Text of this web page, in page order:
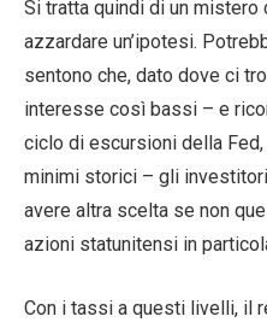
Si tratta quindi di un mistero
azzardare un’ipotesi.
sentono che, dato dove ci
interesse così bassi – e
ciclo di escursioni della
minimi storici – gli
avere altra scelta se non
azioni statunitensi in
Con i tassi a questi livelli, il